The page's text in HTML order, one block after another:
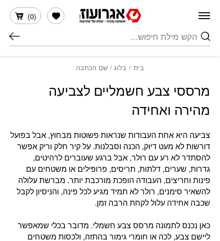
חיפוש
(
0
)
הרשימה שלי
בית / בלוג/ שם הכתבה
מרססי צבע חשמליים לצביעה
מהירה ואחידה
צביעה היא אחת העבודות שנראות פשוטות מבחוץ, אבל בפועל
דורשות לא מעט דיוק, הכנה וסבלנות. על קיר חלק וריק אפשר
להסתדר לא רע עם רולר, אבל ברגע שעוברים לרהיטים,
גדרות, שערים, דלתות, תריסים, פרופילים או משטחים עם
פינות וחריצים, העבודה הופכת מורכבת יותר. מברשת עלולה
להשאיר סימנים, רולר לא תמיד מגיע לכל פינה, והניסיון לקבל
שכבה אחידה עלול לקחת הרבה זמן.
כאן נכנס לתמונה מרסס צבע חשמלי. מדובר בכלי שמאפשר
ליישם צבע, לכה או חומרי גימור בהתזה, ולכסות משטחים